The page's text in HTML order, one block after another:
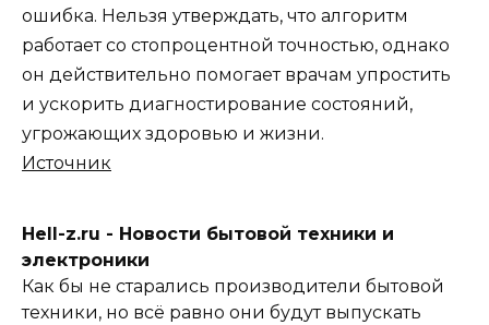
ошибка. Нельзя утверждать, что алгоритм
работает со стопроцентной точностью, однако
он действительно помогает врачам упростить
и ускорить диагностирование состояний,
угрожающих здоровью и жизни.
Источник
Hell-z.ru - Новости бытовой техники и
электроники
Как бы не старались производители бытовой
техники, но всё равно они будут выпускать